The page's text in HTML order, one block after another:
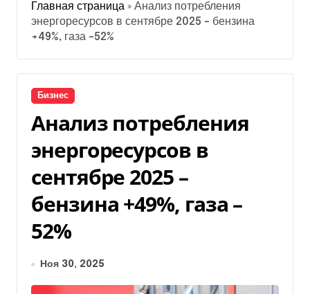
Главная страница » Анализ потребления
энергоресурсов в сентябре 2025 – бензина
+49%, газа –52%
Бизнес
Анализ потребления
энергоресурсов в
сентябре 2025 –
бензина +49%, газа –
52%
Ноя 30, 2025